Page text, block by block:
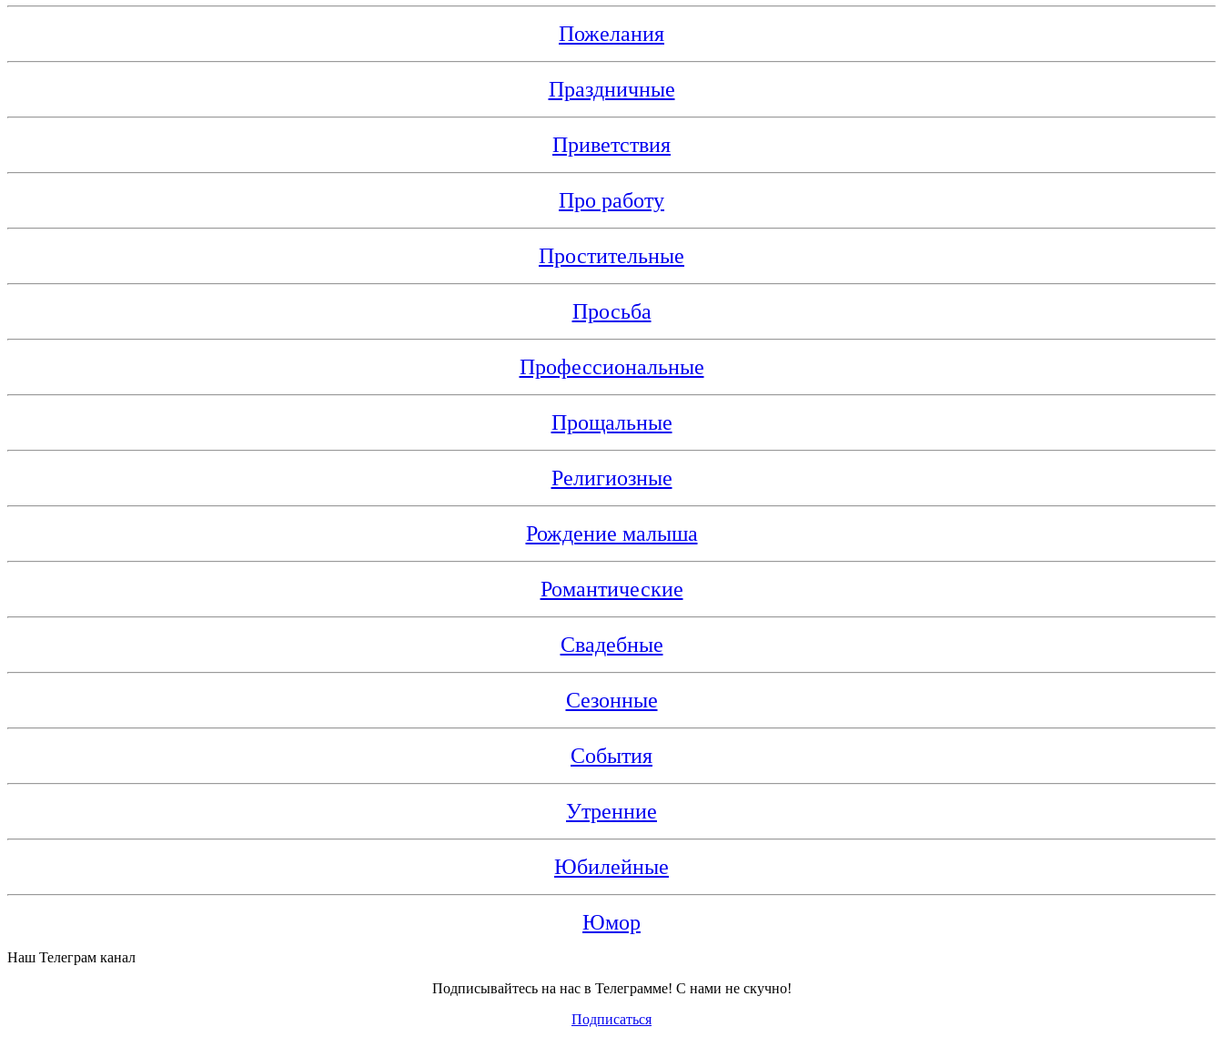
Пожелания
Праздничные
Приветствия
Про работу
Простительные
Просьба
Профессиональные
Прощальные
Религиозные
Рождение малыша
Романтические
Свадебные
Сезонные
События
Утренние
Юбилейные
Юмор
Наш Телеграм канал
Подписывайтесь на нас в Телеграмме! С нами не скучно!
Подписаться